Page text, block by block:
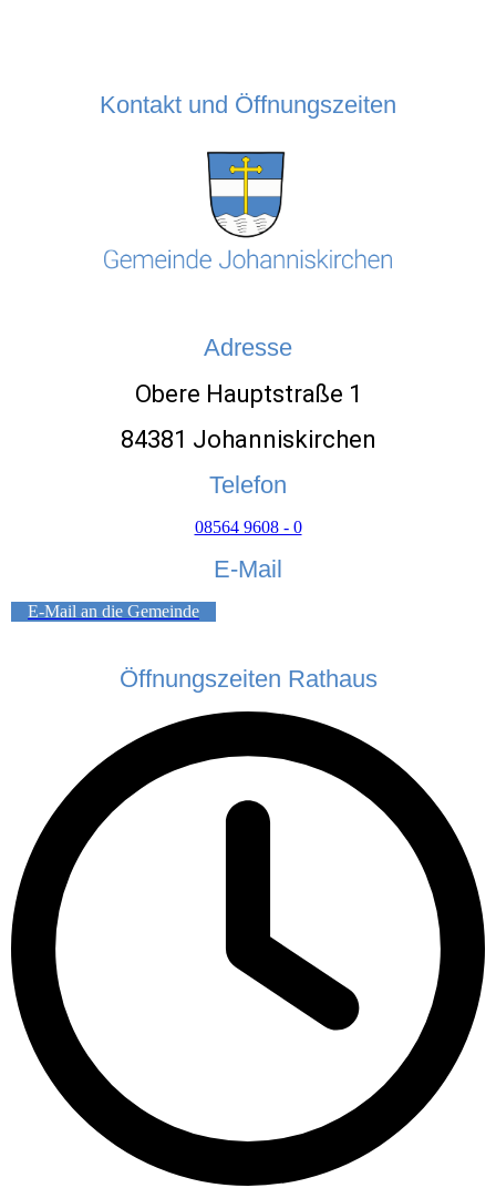
Kontakt und Öffnungszeiten
Adresse
Obere Hauptstraße 1
84381 Johanniskirchen
Telefon
08564 9608 - 0
E-Mail
E-Mail an die Gemeinde
Öffnungszeiten Rathaus